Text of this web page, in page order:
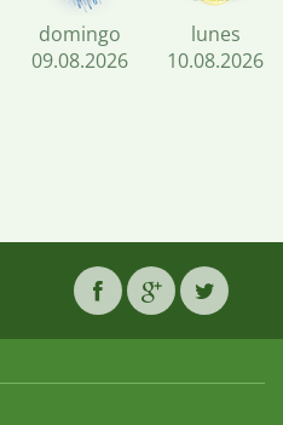
domingo
09.08.2026
lunes
10.08.2026